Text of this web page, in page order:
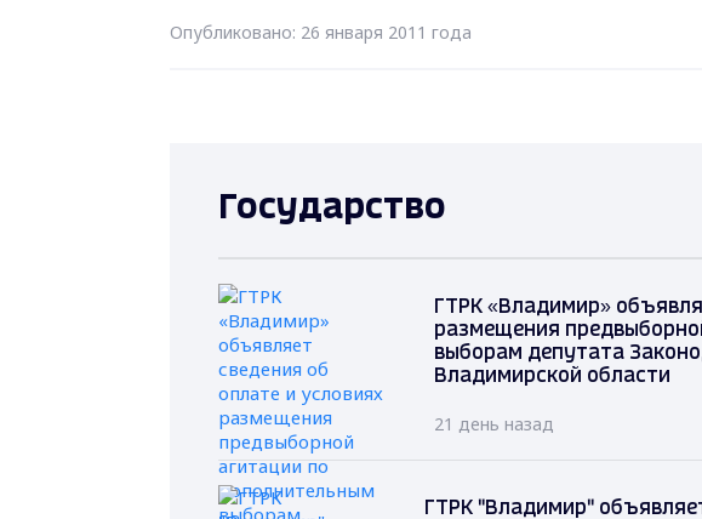
Опубликовано: 26 января 2011 года
Государство
ГТРК «Владимир»
размещения
выборам депутата
Владимирской области
21 день назад
ГТРК "Владимир"